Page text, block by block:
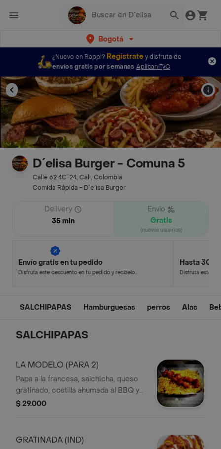
Bogotá
¿Nuevo en Rappi? Regístratey disfruta de
envíos gratis por semanas Aplican TyC
D´elisa Burger - Comuna 5
Calle 62 4C-24, Cali, Colombia
Comida Rápida - D´elisa Burger
Delivery
35 min
Envío
Gratis
(nuevos usuarios)
Envío gratis en tu pedido
Disfruta este descuento en tu pedido y recíbelo
Hasta 30%
Disfruta este
SALCHIPAPAS Hamburguesas perros Alas
SALCHIPAPAS
LA MODELO (PARA 2)
Papa a la francesa, salchicha, queso
gratinado, costilla ahumada al BBQ y
salsas.
$ 29.000
GRATINADA (IND)